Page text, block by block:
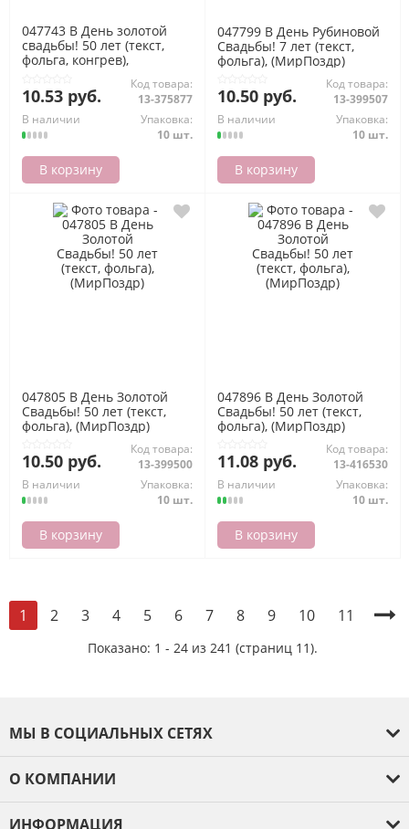
047743 В День золотой
свадьбы! 50 лет (текст,
фольга, конгрев),
10.53 руб.
Код товара:
13-375877
В наличии
Упаковка:
10 шт.
В корзину
047799 В День Рубиновой
Свадьбы! 7 лет (текст,
фольга), (МирПоздр)
10.50 руб.
Код товара:
13-399507
В наличии
Упаковка:
10 шт.
В корзину
047805 В День Золотой
Свадьбы! 50 лет (текст,
фольга), (МирПоздр)
10.50 руб.
Код товара:
13-399500
В наличии
Упаковка:
10 шт.
В корзину
047896 В День Золотой
Свадьбы! 50 лет (текст,
фольга), (МирПоздр)
11.08 руб.
Код товара:
13-416530
В наличии
Упаковка:
10 шт.
В корзину
1 2 3 4 5 6 7 8 9 10 11
Показано: 1 - 24 из 241 (страниц 11).
МЫ В СОЦИАЛЬНЫХ СЕТЯХ
О КОМПАНИИ
ИНФОРМАЦИЯ